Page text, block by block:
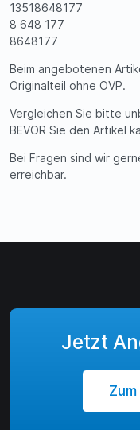
13518648177
8 648 177
8648177
Beim angebotenen
Originalteil ohne OVP.
Vergleichen Sie bitte
BEVOR Sie den Artikel
Bei Fragen sind wir
erreichbar.
Jetzt